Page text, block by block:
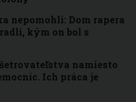
nepomohli: Dom rapera
kým on bol s
namiesto
Ich práca je